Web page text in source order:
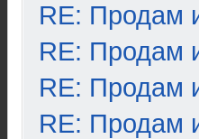
RE: Продам
RE: Продам
RE: Продам
RE: Продам